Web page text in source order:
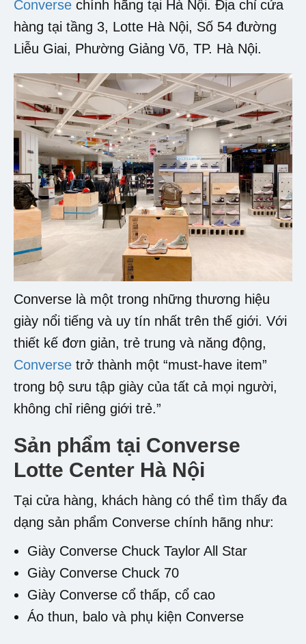
Converse chính hãng tại Hà Nội. Địa chỉ cửa
hàng tại tầng 3, Lotte Hà Nội, Số 54 đường
Liễu Giai, Phường Giảng Võ, TP. Hà Nội.
Converse là một trong những thương hiệu
giày nổi tiếng và uy tín nhất trên thế giới. Với
thiết kế đơn giản, trẻ trung và năng động,
Converse trở thành một “must-have item”
trong bộ sưu tập giày của tất cả mọi người,
không chỉ riêng giới trẻ.”
Sản phẩm tại Converse
Lotte Center Hà Nội
Tại cửa hàng, khách hàng có thể tìm thấy đa
dạng sản phẩm Converse chính hãng như:
Giày Converse Chuck Taylor All Star
Giày Converse Chuck 70
Giày Converse cổ thấp, cổ cao
Áo thun, balo và phụ kiện Converse